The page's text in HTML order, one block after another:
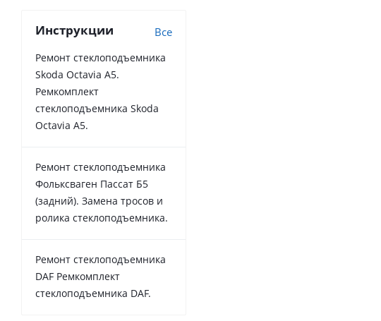
Инструкции Все
Ремонт стеклоподъемника
Skoda Octavia A5.
Ремкомплект
стеклоподъемника Skoda
Octavia A5.
Ремонт стеклоподъемника
Фольксваген Пассат Б5
(задний). Замена тросов и
ролика стеклоподъемника.
Ремонт стеклоподъемника
DAF Ремкомплект
стеклоподъемника DAF.